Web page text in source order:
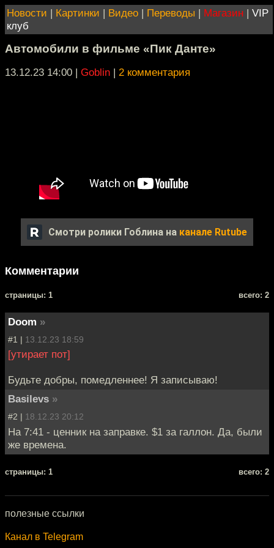
Новости | Картинки | Видео | Переводы | Магазин | VIP
клуб
Автомобили в фильме «Пик Данте»
13.12.23 14:00 | Goblin | 2 комментария
Смотри ролики Гоблина на канале Rutube
Комментарии
cтраницы: 1 всего: 2
Doom »
#1 | 13.12.23 18:59
[утирает пот]
Будьте добры, помедленнее! Я записываю!
Basilevs »
#2 | 18.12.23 20:12
На 7:41 - ценник на заправке. $1 за галлон. Да, были
же времена.
cтраницы: 1 всего: 2
полезные ссылки
Канал в Telegram